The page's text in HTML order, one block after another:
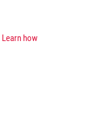
Learn how